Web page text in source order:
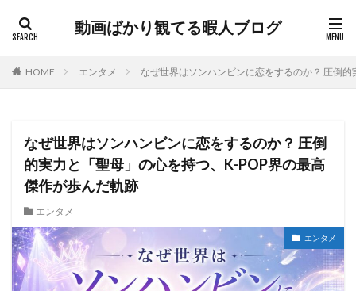
動画ばかり観てる暇人ブログ
HOME エンタメ なぜ世界はソンハンビンに恋をするのか？ 圧倒
なぜ世界はソンハンビンに恋をするのか？ 圧倒
的実力と「聖母」の心を持つ、K-POP界の最高
傑作が歩んだ軌跡
エンタメ
エンタメ